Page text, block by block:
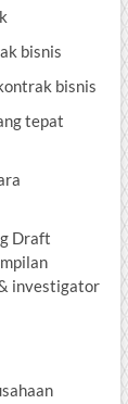
bisnis
bisnis
tepat
Draft
investigator